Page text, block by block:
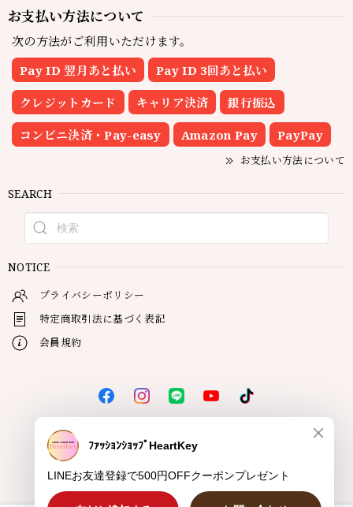
お支払い方法について
次の方法がご利用いただけます。
Pay ID 翌月あと払い
Pay ID 3回あと払い
クレジットカード キャリア決済 銀行振込
コンビニ決済・Pay-easy Amazon Pay PayPay
お支払い方法について
SEARCH
NOTICE
プライバシーポリシー
特定商取引法に基づく表記
会員規約
© HeartKey